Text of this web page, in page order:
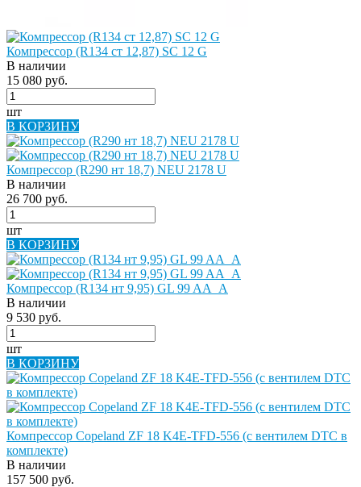
Компрессор (R134 ст 12,87) SC 12 G
В наличии
15 080 руб.
шт
В КОРЗИНУ
Компрессор (R290 нт 18,7) NEU 2178 U
В наличии
26 700 руб.
шт
В КОРЗИНУ
Компрессор (R134 нт 9,95) GL 99 AA_A
В наличии
9 530 руб.
шт
В КОРЗИНУ
Компрессор Copeland ZF 18 K4E-TFD-556 (с вентилем DTC в
комплекте)
В наличии
157 500 руб.